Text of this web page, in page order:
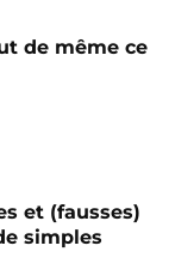
de même ce
et (fausses)
simples